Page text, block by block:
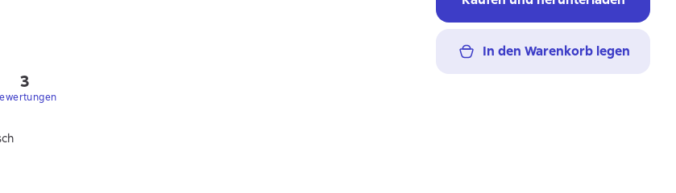
3
In den Warenkorb legen